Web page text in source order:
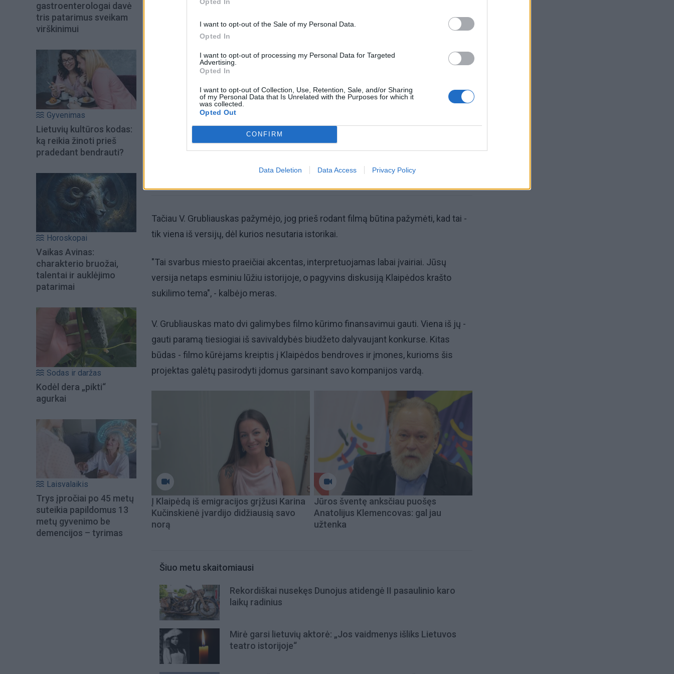
I want to opt-out of the Sale of my Personal Data.
Opted In
I want to opt-out of processing my Personal Data for Targeted
Advertising.
Opted In
I want to opt-out of Collection, Use, Retention, Sale, and/or Sharing
of my Personal Data that Is Unrelated with the Purposes for which it
was collected.
Opted Out
CONFIRM
Data Deletion Data Access Privacy Policy
gastroenterologai davė
tris patarimus sveikam
virškinimui
Gyvenimas
Lietuvių kultūros kodas:
ką reikia žinoti prieš
pradedant bendrauti?
Horoskopai
Vaikas Avinas:
charakterio bruožai,
talentai ir auklėjimo
patarimai
Sodas ir daržas
Kodėl dera „pikti“
agurkai
Laisvalaikis
Trys įpročiai po 45 metų
suteikia papildomus 13
metų gyvenimo be
demencijos – tyrimas
Šiuo metu skaitomiausi
Negrįžo iš Jūros šventės: artimieji laukė dvi savaites
Pelių ir žiurkių baubas: kas graužikus gąsdina labiau nei
Tačiau V. Grubliauskas pažymėjo, jog prieš rodant filmą būtina pažymėti, kad tai -
tik viena iš versijų, dėl kurios nesutaria istorikai.
"Tai svarbus miesto praeičiai akcentas, interpretuojamas labai įvairiai. Jūsų
versija netaps esminiu lūžiu istorijoje, o pagyvins diskusiją Klaipėdos krašto
sukilimo tema", - kalbėjo meras.
V. Grubliauskas mato dvi galimybes filmo kūrimo finansavimui gauti. Viena iš jų -
gauti paramą tiesiogiai iš savivaldybės biudžeto dalyvaujant konkurse. Kitas
būdas - filmo kūrėjams kreiptis į Klaipėdos bendroves ir įmones, kurioms šis
projektas galėtų pasirodyti įdomus garsinant savo kompanijos vardą.
Į Klaipėdą iš emigracijos grįžusi Karina
Kučinskienė įvardijo didžiausią savo
norą
Jūros šventę anksčiau puošęs
Anatolijus Klemencovas: gal jau
užtenka
Šiuo metu skaitomiausi
Rekordiškai nusekęs Dunojus atidengė II pasaulinio karo
laikų radinius
Mirė garsi lietuvių aktorė: „Jos vaidmenys išliks Lietuvos
teatro istorijoje“